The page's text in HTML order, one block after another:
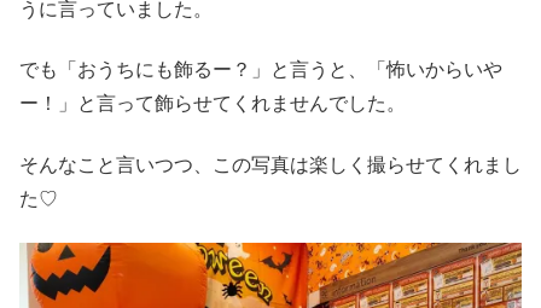
うに言っていました。
でも「おうちにも飾るー？」と言うと、「怖いからいや
ー！」と言って飾らせてくれませんでした。
そんなこと言いつつ、この写真は楽しく撮らせてくれまし
た♡